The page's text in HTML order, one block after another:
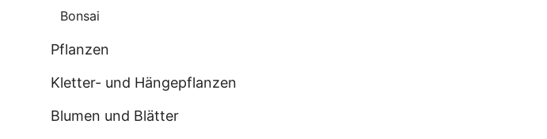
Bonsai
Pflanzen
Kletter- und Hängepflanzen
Blumen und Blätter